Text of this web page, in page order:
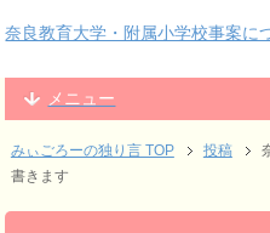
奈良教育大学・附属小学校事案に
メニュー
みぃごろーの独り言 TOP 投稿
書きます